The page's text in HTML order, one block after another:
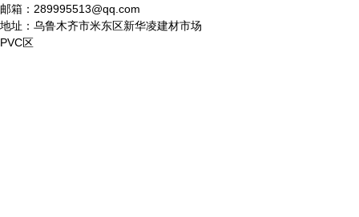
邮箱：289995513@qq.com
地址：乌鲁木齐市米东区新华凌建材市场
PVC区